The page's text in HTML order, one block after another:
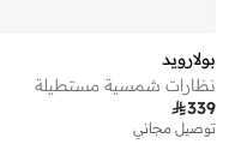
بولارويد
نظارات شمسية مستطيلة
339
توصيل مجاني